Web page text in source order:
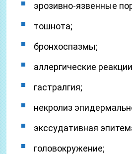
эрозивно-язвенные
тошнота;
бронхоспазмы;
аллергические
гастралгия;
некролиз
экссудативная
головокружение;